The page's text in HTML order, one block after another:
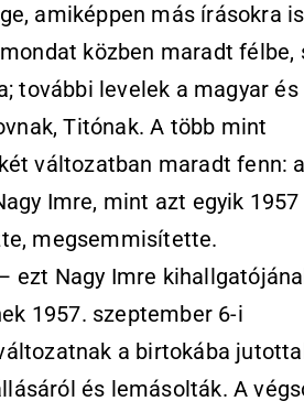
amiképpen más írásokra
közben maradt félbe,
további levelek a magyar és
Titónak. A több mint
változatban maradt fenn:
Imre, mint azt egyik 1957
megsemmisítette.
ezt Nagy Imre
1957. szeptember 6-i
a birtokába
és lemásolták. A